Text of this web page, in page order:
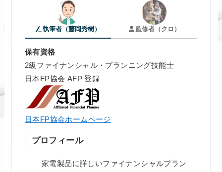
執筆者（藤岡秀樹） 監修者（クロ）
保有資格
2級ファイナンシャル・プランニング技能士
日本FP協会 AFP 登録
日本FP協会ホームページ
プロフィール
家電製品に詳しいファイナンシャルプラン